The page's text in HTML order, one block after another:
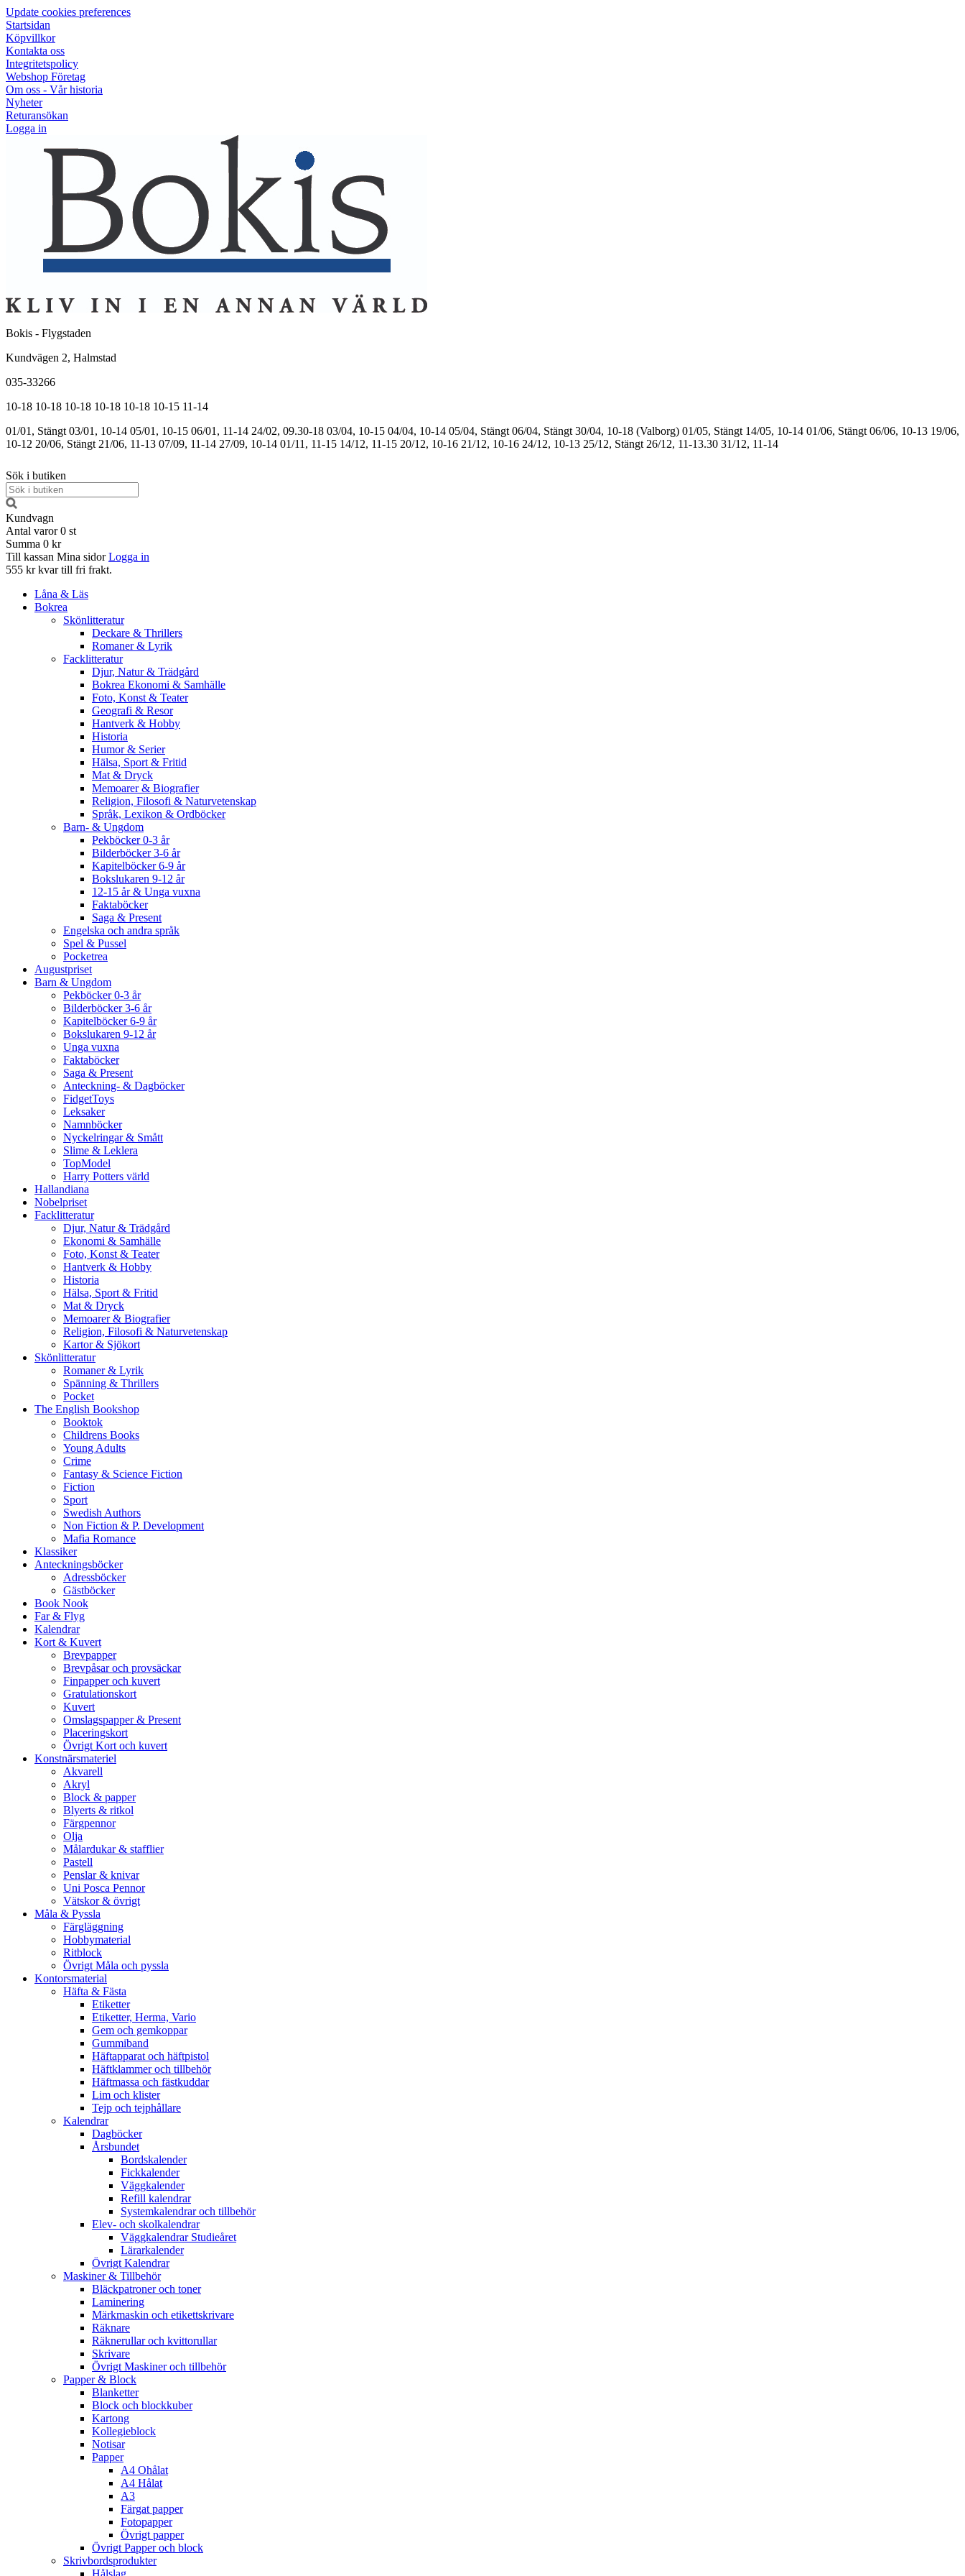
Update cookies preferences
Startsidan
Köpvillkor
Kontakta oss
Integritetspolicy
Webshop Företag
Om oss - Vår historia
Nyheter
Returansökan
Logga in
Bokis - Flygstaden
Kundvägen 2, Halmstad
035-33266
10-18 10-18 10-18 10-18 10-18 10-15 11-14
01/01, Stängt 03/01, 10-14 05/01, 10-15 06/01, 11-14 24/02, 09.30-18 03/04, 10-15 04/04, 10-14 05/04, Stängt 06/04, Stängt 30/04, 10-18 (Valborg) 01/05, Stängt 14/05, 10-14 01/06, Stängt 06/06, 10-13 19/06,
10-12 20/06, Stängt 21/06, 11-13 07/09, 11-14 27/09, 10-14 01/11, 11-15 14/12, 11-15 20/12, 10-16 21/12, 10-16 24/12, 10-13 25/12, Stängt 26/12, 11-13.30 31/12, 11-14
Sök i butiken
Kundvagn
Antal varor 0 st
Summa 0 kr
Till kassan Mina sidor Logga in
555 kr kvar till fri frakt.
Låna & Läs
Bokrea
Skönlitteratur
Deckare & Thrillers
Romaner & Lyrik
Facklitteratur
Djur, Natur & Trädgård
Bokrea Ekonomi & Samhälle
Foto, Konst & Teater
Geografi & Resor
Hantverk & Hobby
Historia
Humor & Serier
Hälsa, Sport & Fritid
Mat & Dryck
Memoarer & Biografier
Religion, Filosofi & Naturvetenskap
Språk, Lexikon & Ordböcker
Barn- & Ungdom
Pekböcker 0-3 år
Bilderböcker 3-6 år
Kapitelböcker 6-9 år
Bokslukaren 9-12 år
12-15 år & Unga vuxna
Faktaböcker
Saga & Present
Engelska och andra språk
Spel & Pussel
Pocketrea
Augustpriset
Barn & Ungdom
Pekböcker 0-3 år
Bilderböcker 3-6 år
Kapitelböcker 6-9 år
Bokslukaren 9-12 år
Unga vuxna
Faktaböcker
Saga & Present
Anteckning- & Dagböcker
FidgetToys
Leksaker
Namnböcker
Nyckelringar & Smått
Slime & Leklera
TopModel
Harry Potters värld
Hallandiana
Nobelpriset
Facklitteratur
Djur, Natur & Trädgård
Ekonomi & Samhälle
Foto, Konst & Teater
Hantverk & Hobby
Historia
Hälsa, Sport & Fritid
Mat & Dryck
Memoarer & Biografier
Religion, Filosofi & Naturvetenskap
Kartor & Sjökort
Skönlitteratur
Romaner & Lyrik
Spänning & Thrillers
Pocket
The English Bookshop
Booktok
Childrens Books
Young Adults
Crime
Fantasy & Science Fiction
Fiction
Sport
Swedish Authors
Non Fiction & P. Development
Mafia Romance
Klassiker
Anteckningsböcker
Adressböcker
Gästböcker
Book Nook
Far & Flyg
Kalendrar
Kort & Kuvert
Brevpapper
Brevpåsar och provsäckar
Finpapper och kuvert
Gratulationskort
Kuvert
Omslagspapper & Present
Placeringskort
Övrigt Kort och kuvert
Konstnärsmateriel
Akvarell
Akryl
Block & papper
Blyerts & ritkol
Färgpennor
Olja
Målardukar & stafflier
Pastell
Penslar & knivar
Uni Posca Pennor
Vätskor & övrigt
Måla & Pyssla
Färgläggning
Hobbymaterial
Ritblock
Övrigt Måla och pyssla
Kontorsmaterial
Häfta & Fästa
Etiketter
Etiketter, Herma, Vario
Gem och gemkoppar
Gummiband
Häftapparat och häftpistol
Häftklammer och tillbehör
Häftmassa och fästkuddar
Lim och klister
Tejp och tejphållare
Kalendrar
Dagböcker
Årsbundet
Bordskalender
Fickkalender
Väggkalender
Refill kalendrar
Systemkalendrar och tillbehör
Elev- och skolkalendrar
Väggkalendrar Studieåret
Lärarkalender
Övrigt Kalendrar
Maskiner & Tillbehör
Bläckpatroner och toner
Laminering
Märkmaskin och etikettskrivare
Räknare
Räknerullar och kvittorullar
Skrivare
Övrigt Maskiner och tillbehör
Papper & Block
Blanketter
Block och blockkuber
Kartong
Kollegieblock
Notisar
Papper
A4 Ohålat
A4 Hålat
A3
Färgat papper
Fotopapper
Övrigt papper
Övrigt Papper och block
Skrivbordsprodukter
Hålslag